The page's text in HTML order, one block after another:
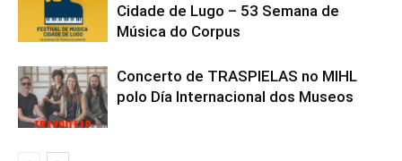
Cidade de Lugo – 53 Semana de
Música do Corpus
Concerto de TRASPIELAS no MIHL
polo Día Internacional dos Museos